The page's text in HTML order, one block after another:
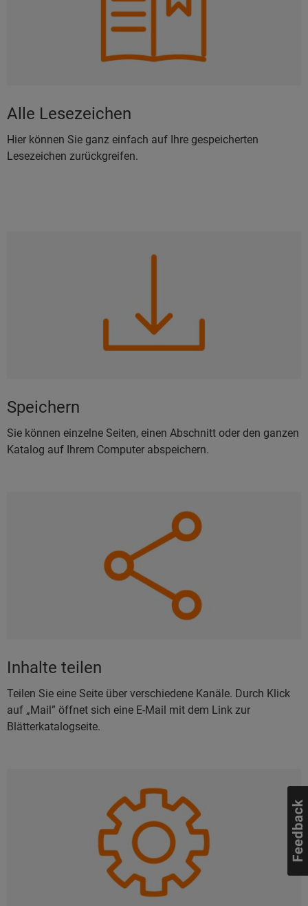
Alle Lesezeichen
Hier können Sie ganz einfach auf Ihre gespeicherten
Lesezeichen zurückgreifen.
Speichern
Sie können einzelne Seiten, einen Abschnitt oder den ganzen
Katalog auf Ihrem Computer abspeichern.
Inhalte teilen
Teilen Sie eine Seite über verschiedene Kanäle. Durch Klick
auf „Mail” öffnet sich eine E-Mail mit dem Link zur
Blätterkatalogseite.